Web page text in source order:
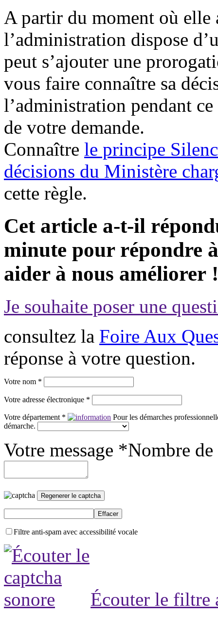
A partir du moment où elle
l’administration dispose
peut s’ajouter une
vous faire connaître sa
l’administration pendant
de votre demande.
Connaître le principe
décisions du Ministère
cette règle.
Cet article a-t-il
minute pour répondre
aider à nous améliorer !
Je souhaite poser une
consultez la Foire Aux
réponse à votre question.
Votre nom *
Votre adresse électronique *
Votre département *
Pour les démarches
démarche.
Votre message *Nombre
Filtre anti-spam avec accessibilité vocale
Écouter le filtre